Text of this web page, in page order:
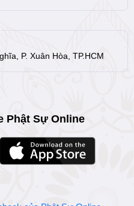
P. Xuân Hòa, TP.HCM
Phật Sự Online